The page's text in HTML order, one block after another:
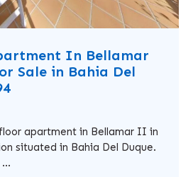
In Bellamar
Sale in Bahia Del
apartment in Bellamar II in
situated in Bahia Del Duque.